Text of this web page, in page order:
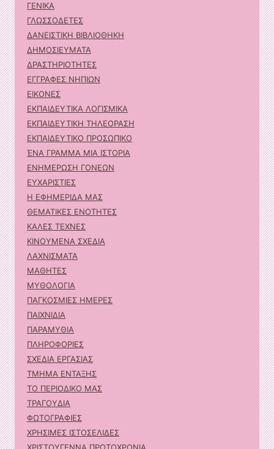
ΓΕΝΙΚΑ
ΓΛΩΣΣΟΔΕΤΕΣ
ΔΑΝΕΙΣΤΙΚΗ ΒΙΒΛΙΟΘΗΚΗ
ΔΗΜΟΣΙΕΥΜΑΤΑ
ΔΡΑΣΤΗΡΙΟΤΗΤΕΣ
ΕΓΓΡΑΦΕΣ ΝΗΠΙΩΝ
ΕΙΚΟΝΕΣ
ΕΚΠΑΙΔΕΥΤΙΚΑ ΛΟΓΙΣΜΙΚΑ
ΕΚΠΑΙΔΕΥΤΙΚΗ ΤΗΛΕΟΡΑΣΗ
ΕΚΠΑΙΔΕΥΤΙΚΟ ΠΡΟΣΩΠΙΚΟ
ΈΝΑ ΓΡΑΜΜΑ ΜΙΑ ΙΣΤΟΡΙΑ
ΕΝΗΜΕΡΩΣΗ ΓΟΝΕΩΝ
ΕΥΧΑΡΙΣΤΙΕΣ
Η ΕΦΗΜΕΡΙΔΑ ΜΑΣ
ΘΕΜΑΤΙΚΕΣ ΕΝΟΤΗΤΕΣ
ΚΑΛΕΣ ΤΕΧΝΕΣ
ΚΙΝΟΥΜΕΝΑ ΣΧΕΔΙΑ
ΛΑΧΝΙΣΜΑΤΑ
ΜΑΘΗΤΕΣ
ΜΥΘΟΛΟΓΙΑ
ΠΑΓΚΟΣΜΙΕΣ ΗΜΕΡΕΣ
ΠΑΙΧΝΙΔΙΑ
ΠΑΡΑΜΥΘΙΑ
ΠΛΗΡΟΦΟΡΙΕΣ
ΣΧΕΔΙΑ ΕΡΓΑΣΙΑΣ
ΤΜΗΜΑ ΕΝΤΑΞΗΣ
ΤΟ ΠΕΡΙΟΔΙΚΟ ΜΑΣ
ΤΡΑΓΟΥΔΙΑ
ΦΩΤΟΓΡΑΦΙΕΣ
ΧΡΗΣΙΜΕΣ ΙΣΤΟΣΕΛΙΔΕΣ